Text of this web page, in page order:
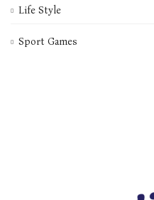
Life Style
Sport Games